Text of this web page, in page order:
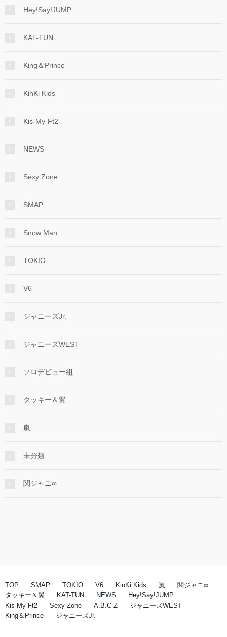
Hey!Say!JUMP
KAT-TUN
King＆Prince
KinKi Kids
Kis-My-Ft2
NEWS
Sexy Zone
SMAP
Snow Man
TOKIO
V6
ジャニーズJr.
ジャニーズWEST
ソロデビュー組
タッキー＆翼
嵐
未分類
関ジャニ∞
TOP SMAP TOKIO V6 KinKi Kids 嵐
関ジャニ∞
タッキー＆翼
KAT-TUN NEWS
Hey!Say!JUMP
Kis-My-Ft2
Sexy Zone A.B.C-Z
ジャニーズWEST
King＆Prince
ジャニーズJr.